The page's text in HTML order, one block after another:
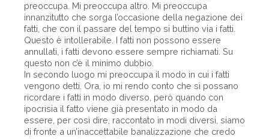
preoccupa. Mi preoccupa altro. Mi preoccupa
innanzitutto che sorga l’occasione della negazione dei
fatti, che con il passare del tempo si buttino via i fatti.
Questo è intollerabile. I fatti non possono essere
annullati, i fatti devono essere sempre richiamati. Su
questo non c’è il minimo dubbio.
In secondo luogo mi preoccupa il modo in cui i fatti
vengono detti. Ora, io mi rendo conto che si possano
ricordare i fatti in modo diverso, però quando con
ipocrisia il fatto viene già presentato in modo da
essere, per così dire, raccontato in modi diversi, siamo
di fronte a un’inaccettabile banalizzazione che credo